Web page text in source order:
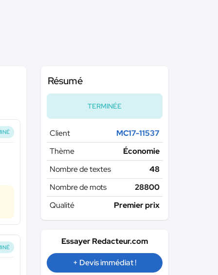
Résumé
TERMINÉE
Client
MC17-11537
Thème
Économie
Nombre de textes
48
Nombre de mots
28800
Qualité
Premier prix
Essayer Redacteur.com
+ Devis immédiat !